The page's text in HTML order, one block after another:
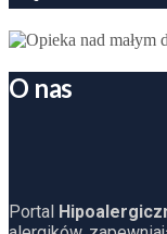
O nas
Portal